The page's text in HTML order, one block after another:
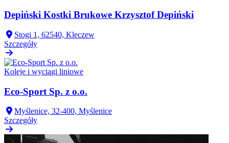
Depiński Kostki Brukowe Krzysztof Depiński
Stogi 1, 62540, Kleczew
Szczegóły
Koleje i wyciągi liniowe
Eco-Sport Sp. z o.o.
Myślenice, 32-400, Myślenice
Szczegóły